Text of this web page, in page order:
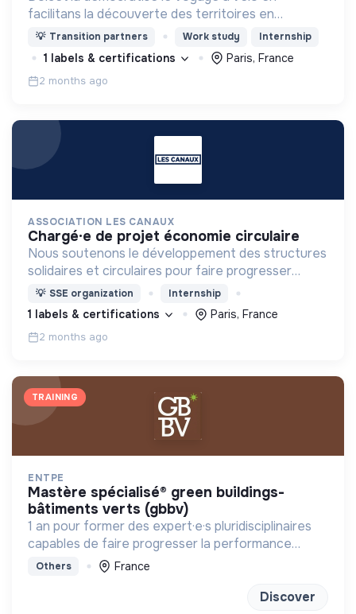
facilitans la découverte des territoires en
combinant : location de vélos adaptés d'un point A
à B, itinéraires personnalisés et services clés en
main .
💡 Transition partners Work study Internship
1 labels & certifications Paris, France
2 months ago
ASSOCIATION LES CANAUX
chargé·e de projet économie circulaire
Nous soutenons le développement des structures
solidaires et circulaires pour faire progresser
l’économie engagée en favorisant la coopération
entre les entreprises innovantes et les acteurs
locaux.
💡 SSE organization Internship
1 labels & certifications Paris, France
2 months ago
TRAINING
ENTPE
mastère spécialisé® green buildings-
bâtiments verts (gbbv)
1 an pour former des expert·e·s pluridisciplinaires
capables de faire progresser la performance
globale des constructions
Others France
Discover